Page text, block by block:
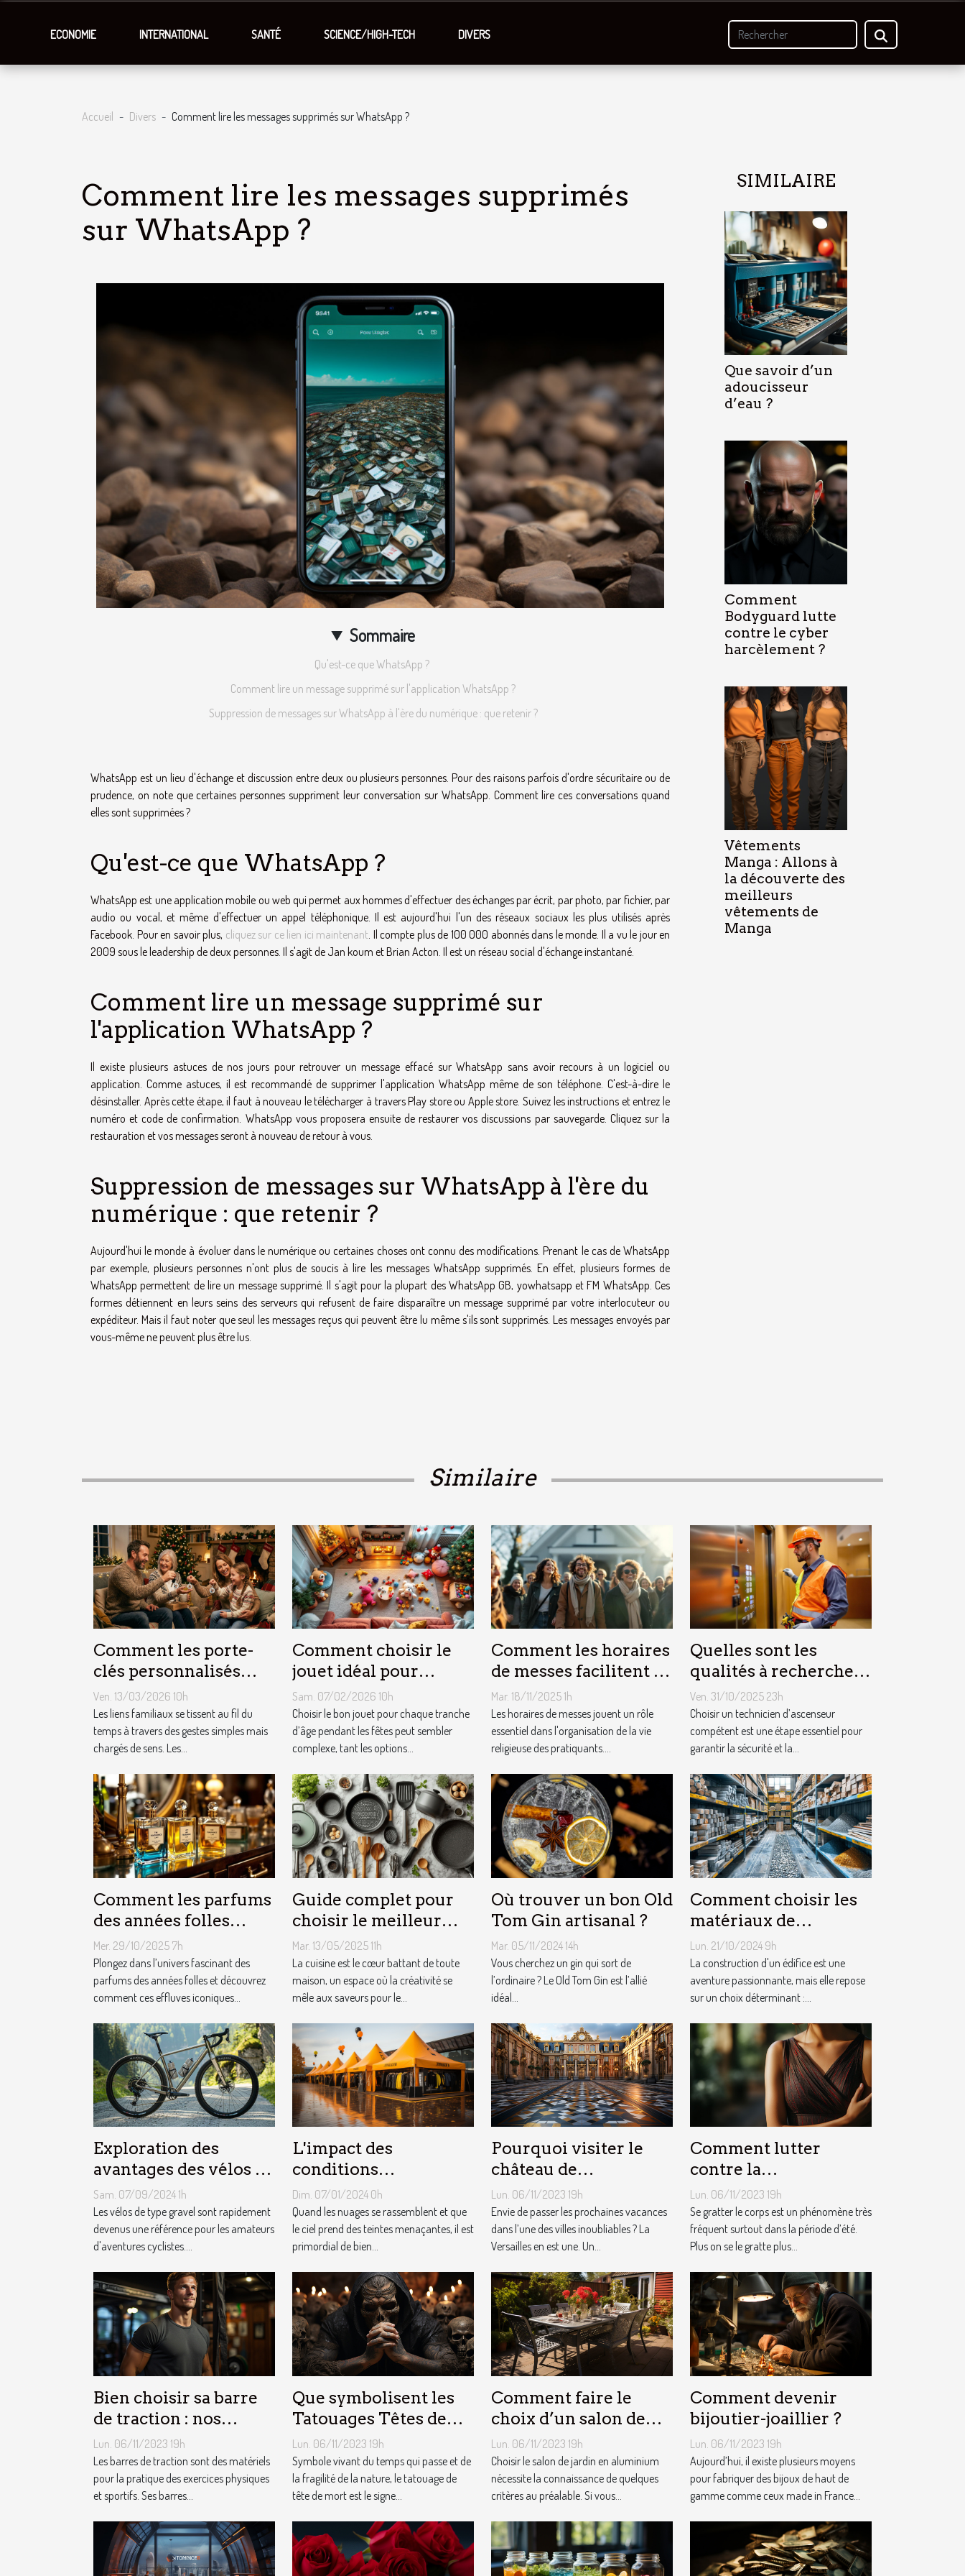
ECONOMIE INTERNATIONAL SANTÉ SCIENCE/HIGH-TECH DIVERS
Accueil Divers Comment lire les messages supprimés sur WhatsApp ?
Comment lire les messages supprimés
sur WhatsApp ?
Sommaire
Qu'est-ce que WhatsApp ?
Comment lire un message supprimé sur l'application WhatsApp ?
Suppression de messages sur WhatsApp à l'ère du numérique : que retenir ?
WhatsApp est un lieu d'échange et discussion entre deux ou plusieurs personnes. Pour des raisons parfois d'ordre sécuritaire ou de
prudence, on note que certaines personnes suppriment leur conversation sur WhatsApp. Comment lire ces conversations quand
elles sont supprimées ?
Qu'est-ce que WhatsApp ?
WhatsApp est une application mobile ou web qui permet aux hommes d'effectuer des échanges par écrit, par photo, par fichier, par
audio ou vocal, et même d'effectuer un appel téléphonique. Il est aujourd'hui l'un des réseaux sociaux les plus utilisés après
Facebook. Pour en savoir plus, cliquez sur ce lien ici maintenant . Il compte plus de 100 000 abonnés dans le monde. Il a vu le jour en
2009 sous le leadership de deux personnes. Il s'agit de Jan koum et Brian Acton. Il est un réseau social d'échange instantané.
Comment lire un message supprimé sur
l'application WhatsApp ?
Il existe plusieurs astuces de nos jours pour retrouver un message effacé sur WhatsApp sans avoir recours à un logiciel ou
application. Comme astuces, il est recommandé de supprimer l'application WhatsApp même de son téléphone. C'est-à-dire le
désinstaller. Après cette étape, il faut à nouveau le télécharger à travers Play store ou Apple store. Suivez les instructions et entrez le
numéro et code de confirmation. WhatsApp vous proposera ensuite de restaurer vos discussions par sauvegarde. Cliquez sur la
restauration et vos messages seront à nouveau de retour à vous.
Suppression de messages sur WhatsApp à l'ère du
numérique : que retenir ?
Aujourd'hui le monde à évoluer dans le numérique ou certaines choses ont connu des modifications. Prenant le cas de WhatsApp
par exemple, plusieurs personnes n'ont plus de soucis à lire les messages WhatsApp supprimés. En effet, plusieurs formes de
WhatsApp permettent de lire un message supprimé. Il s'agit pour la plupart des WhatsApp GB, yowhatsapp et FM WhatsApp. Ces
formes détiennent en leurs seins des serveurs qui refusent de faire disparaître un message supprimé par votre interlocuteur ou
expéditeur. Mais il faut noter que seul les messages reçus qui peuvent être lu même s'ils sont supprimés. Les messages envoyés par
vous-même ne peuvent plus être lus.
SIMILAIRE
Que savoir d’un
adoucisseur
d’eau ?
Comment
Bodyguard lutte
contre le cyber
harcèlement ?
Vêtements
Manga : Allons à
la découverte des
meilleurs
vêtements de
Manga
Similaire
Comment les porte-
clés personnalisés
peuvent renforcer les
liens familiaux ?
Ven. 13/03/2026 10h
Les liens familiaux se tissent au fil du
temps à travers des gestes simples mais
chargés de sens. Les...
Comment choisir le
jouet idéal pour
chaque âge lors des
fêtes ?
Sam. 07/02/2026 10h
Choisir le bon jouet pour chaque tranche
d’âge pendant les fêtes peut sembler
complexe, tant les options...
Comment les horaires
de messes facilitent la
vie des pratiquants ?
Mar. 18/11/2025 1h
Les horaires de messes jouent un rôle
essentiel dans l'organisation de la vie
religieuse des pratiquants....
Quelles sont les
qualités à rechercher
chez un technicien
d’ascenseur ?
Ven. 31/10/2025 23h
Choisir un technicien d’ascenseur
compétent est une étape essentiel pour
garantir la sécurité et la...
Comment les parfums
des années folles
influencent-ils la
mode moderne ?
Mer. 29/10/2025 7h
Plongez dans l’univers fascinant des
parfums des années folles et découvrez
comment ces effluves iconiques...
Guide complet pour
choisir le meilleur
équipement de
cuisine
Mar. 13/05/2025 11h
La cuisine est le cœur battant de toute
maison, un espace où la créativité se
mêle aux saveurs pour le...
Où trouver un bon Old
Tom Gin artisanal ?
Mar. 05/11/2024 14h
Vous cherchez un gin qui sort de
l’ordinaire ? Le Old Tom Gin est l’allié
idéal...
Comment choisir les
matériaux de
construction adaptés à
votre projet
Lun. 21/10/2024 9h
La construction d'un édifice est une
aventure passionnante, mais elle repose
sur un choix déterminant :...
Exploration des
avantages des vélos de
type gravel pour les
aventuriers
Sam. 07/09/2024 1h
Les vélos de type gravel sont rapidement
devenus une référence pour les amateurs
d'aventures cyclistes....
L'impact des
conditions
météorologiques sur
le choix des tentes
publicitaires
Dim. 07/01/2024 0h
Quand les nuages se rassemblent et que
le ciel prend des teintes menaçantes, il est
primordial de bien...
Pourquoi visiter le
château de
Versailles ?
Lun. 06/11/2023 19h
Envie de passer les prochaines vacances
dans l’une des villes inoubliables ? La
Versailles en est une. Un...
Comment lutter
contre la
démangeaison ?
Lun. 06/11/2023 19h
Se gratter le corps est un phénomène très
fréquent surtout dans la période d’été.
Plus on se le gratte plus...
Bien choisir sa barre
de traction : nos
conseils !
Lun. 06/11/2023 19h
Les barres de traction sont des matériels
pour la pratique des exercices physiques
et sportifs. Ses barres...
Que symbolisent les
Tatouages Têtes de
Mort ?
Lun. 06/11/2023 19h
Symbole vivant du temps qui passe et de
la fragilité de la nature, le tatouage de
tête de mort est le signe...
Comment faire le
choix d’un salon de
jardin en aluminium ?
Lun. 06/11/2023 19h
Choisir le salon de jardin en aluminium
nécessite la connaissance de quelques
critères au préalable. Si vous...
Comment devenir
bijoutier-joaillier ?
Lun. 06/11/2023 19h
Aujourd’hui, il existe plusieurs moyens
pour fabriquer des bijoux de haut de
gamme comme ceux made in France...